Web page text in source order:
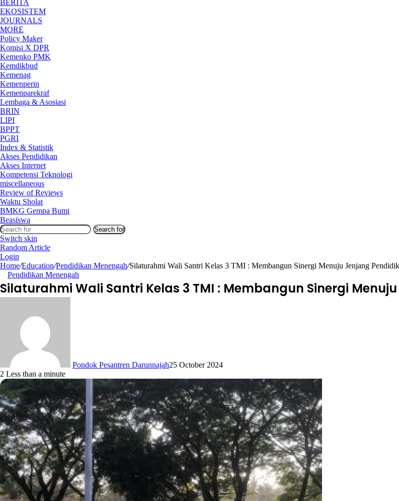
BERITA
EKOSISTEM
JOURNALS
MORE
Policy Maker
Komisi X DPR
Kemenko PMK
Kemdikbud
Kemenag
Kemenperin
Kemenparekraf
Lembaga & Asosiasi
BRIN
LIPI
BPPT
PGRI
Index & Statistik
Akses Pendidikan
Akses Internet
Kompetensi Teknologi
miscellaneous
Review of Reviews
Waktu Sholat
BMKG Gempa Bumi
Beasiswa
Search for
Switch skin
Random Article
Login
Home/Education/Pendidikan Menengah/Silaturahmi Wali Santri Kelas 3 TMI : Membangun Sinergi Menuju Jenjang
Pendidikan Menengah
Silaturahmi Wali Santri Kelas 3 TMI : Membangun Sinergi
Pondok Pesantren Darunnajah25 October 2024
2 Less than a minute